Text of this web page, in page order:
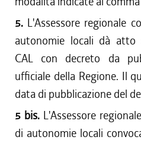
5. L'Assessore regionale
autonomie locali dà atto
CAL con decreto da
ufficiale della Regione. Il
data di pubblicazione del
5 bis. L'Assessore
di autonomie locali